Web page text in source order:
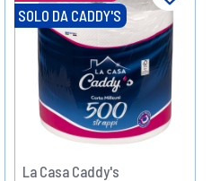
SOLO DA CADDY'S
La Casa Caddy's